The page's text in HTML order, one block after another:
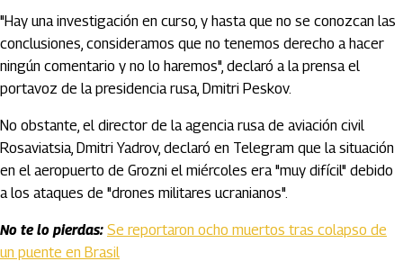
"Hay una investigación en curso, y hasta que no se conozcan las
conclusiones, consideramos que no tenemos derecho a hacer
ningún comentario y no lo haremos", declaró a la prensa el
portavoz de la presidencia rusa, Dmitri Peskov.
No obstante, el director de la agencia rusa de aviación civil
Rosaviatsia, Dmitri Yadrov, declaró en Telegram que la situación
en el aeropuerto de Grozni el miércoles era "muy difícil" debido
a los ataques de "drones militares ucranianos".
No te lo pierdas: Se reportaron ocho muertos tras colapso de
un puente en Brasil